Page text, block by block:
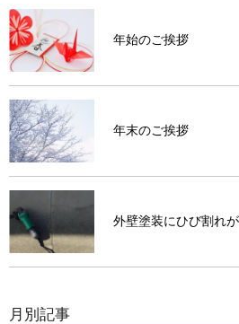
年始のご挨拶
年末のご挨拶
外壁塗装にひび割れ
月別記事